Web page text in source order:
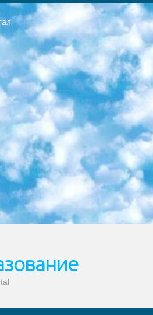
будут поставлены задачи формирования. 3. Республиканский образовательный центр (Ш.Худайкулов) до 5 апреля 2024 года. до: база данных предоставленных экзаменационных материалов на все языки обучения перевод и экспертиза; для слепых, слабовидящих, глухих, слабослышащих и умственно отсталых детей учащиеся выпускных классов специализированных школ и школ-интернатов база данных экзаменационных материалов на всех преподаваемых языках подготовка критериев оценки; специализированные школы для умственно отсталых детей и технологии для учащихся выпускных классов школ-интернатов разработка соответствующих рекомендаций и критериев проведения ЕГЭ по естествознанию давать задания. 4. Педагогический при специализированных образовательных учреждениях. Научно-практический центр навыков и международной оценки (Д.Давидова), Республика образовательный центр (Худайкулов Ш.) итоговый государственный аттестационный экзамен ориентирован на творческое и логическое мышление при подготовке базы материалов учитывать введение заданий. 5. Следует отметить, что: сертификат государственного образца о знании общеобразовательного предмета и как минимум национальный уровень B1 по предметам на иностранных языках, указанным в Приложении 2. или международно признанный сертификат эквивалентного уровня студенты, изучающие определенный предмет, освобождаются от экзамена; по соответствующим предметам запланирована итоговая государственная аттестация за день до дня, путем жеребьевки Рабочей группой (в письменной форме по предметам, проводимым в форме) из числа сформированных вариантов выбрано 2 варианта; 2 выбранных варианта экзамена анонсированы на официальном сайте министерства и все выпускники по всей стране на основе этих вариантов проводит итоговую государственную аттестацию. 6. Государственное образование учащихся средних общеобразовательных учреждений. знания в соответствии с квалификационными требованиями, которые необходимо приобрести на основании стандартов итоговый (выпускной) контроль для 9 и 11 классов в целях тестирования Экзамены (далее – экзамены) состоят из предметов, перечисленных в приложении 1. будет сделано. 7. Экзамены пройдут с 26 мая по 15 июня 2024 г. (кроме науки физического воспитания). 8. Физическая для учащихся 9 классов общесредних образовательных учреждений. Экзамены по предмету «Образование, квалификация медицина» 1-6 мая 2024 года. сотрудники перевести под присмотр (с отклонениями в физическом или умственном развитии) специализированная школа для детей, школы-интернаты и со сколиозом школы-интернаты санаторного типа для